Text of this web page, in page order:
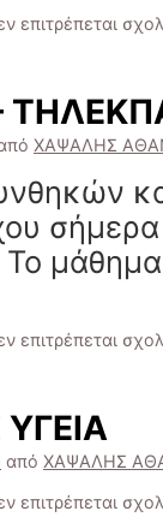
επιτρέπεται
ΧΑΨΑΛΗΣ
Το
επιτρέπεται
από ΧΑΨΑΛΗΣ
επιτρέπεται